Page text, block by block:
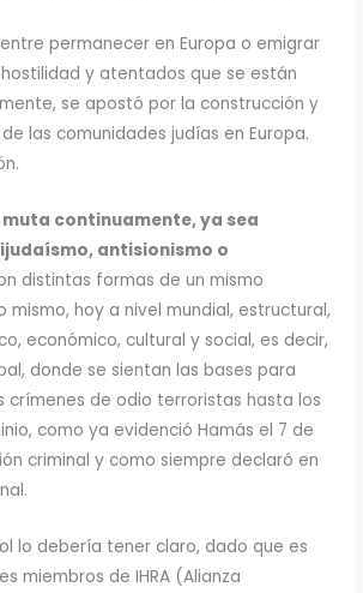
permanecer en Europa o emigrar
y atentados que se están
se apostó por la construcción y
las comunidades judías en Europa.
continuamente, ya sea
antisionismo o
distintas formas de un mismo
mismo, hoy a nivel mundial, estructural,
económico, cultural y social, es decir,
donde se sientan las bases para
crímenes de odio terroristas hasta los
como ya evidenció Hamás el 7 de
criminal y como siempre declaró en
lo debería tener claro, dado que es
miembros de IHRA (Alianza